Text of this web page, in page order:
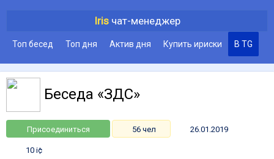
Irisчат-менеджер
Топ бесед Топ дня Актив дня Купить ириски В TG
Беседа «ЗДС»
Присоединиться 56 чел 26.01.2019
10 i¢